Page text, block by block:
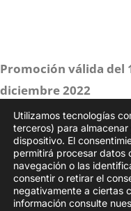
Promoción válida del
diciembre 2022
Descargar PDF
Polígono Industrial Los
Utilizamos tecnologías
terceros) para
dispositivo. El
permitirá procesar datos
navegación o las
consentir o retirar el
negativamente a ciertas
información consulte